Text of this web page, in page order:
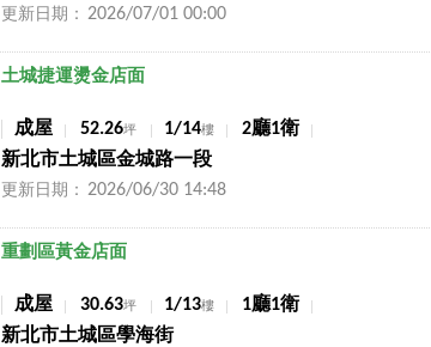
更新日期： 2026/07/01 00:00
土城捷運燙金店面
成屋 52.26坪 1/14樓
2廳1衛
新北市土城區金城路一段
更新日期： 2026/06/30 14:48
重劃區黃金店面
成屋 30.63坪 1/13樓
1廳1衛
新北市土城區學海街